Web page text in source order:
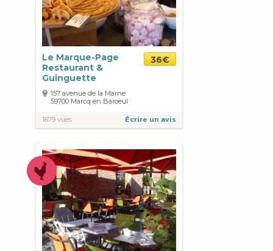
Le Marque-Page
Restaurant &
Guinguette
36€
157 avenue de la Marne
59700 Marcq en Baroeul
1679 vues Écrire un avis